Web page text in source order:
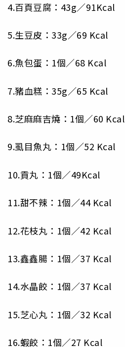
4.百頁豆腐：43g／91Kcal
5.生豆皮：33g／69 Kcal
6.魚包蛋：1個／68 Kcal
7.豬血糕：35g／65 Kcal
8.芝麻麻吉燒：1個／60 Kcal
9.虱目魚丸：1個／52 Kcal
10.貢丸：1個／49Kcal
11.甜不辣：1個／44 Kcal
12.花枝丸：1個／42 Kcal
13.鑫鑫腸：1個／37 Kcal
14.水晶餃：1個／37 Kcal
15.芝心丸：1個／32 Kcal
16.蝦餃：1個／27 Kcal